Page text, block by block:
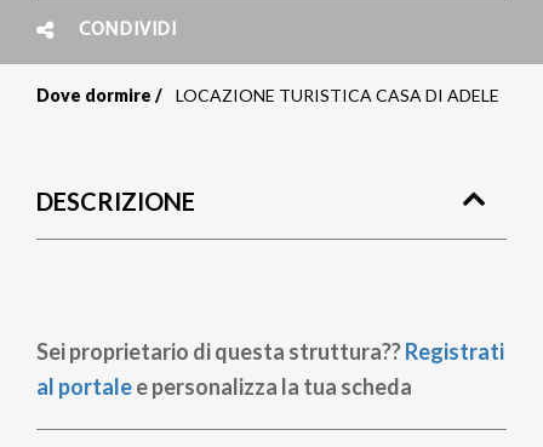
CONDIVIDI
pane
Dove dormire LOCAZIONE TURISTICA CASA DI ADELE
DESCRIZIONE
Sei proprietario di questa struttura??Registrati
al portalee personalizza la tua scheda